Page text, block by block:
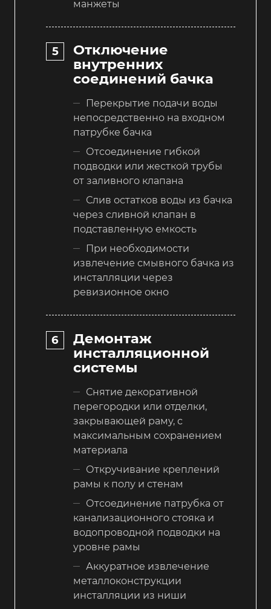
манжеты
Отключение
внутренних
соединений бачка
Перекрытие подачи воды
непосредственно на входном
патрубке бачка
Отсоединение гибкой
подводки или жесткой трубы
от заливного клапана
Слив остатков воды из бачка
через сливной клапан в
подставленную емкость
При необходимости
извлечение смывного бачка из
инсталляции через
ревизионное окно
Демонтаж
инсталляционной
системы
Снятие декоративной
перегородки или отделки,
закрывающей раму, с
максимальным сохранением
материала
Откручивание креплений
рамы к полу и стенам
Отсоединение патрубка от
канализационного стояка и
водопроводной подводки на
уровне рамы
Аккуратное извлечение
металлоконструкции
инсталляции из ниши